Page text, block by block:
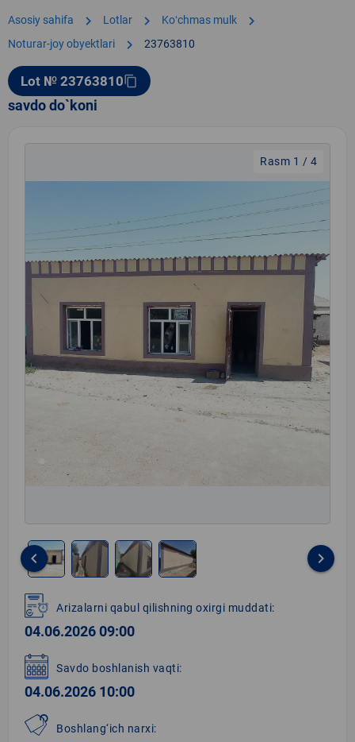
Asosiy sahifa chevron_right Lotlar chevron_right Koʻchmas mulk chevron_right
Noturar-joy obyektlari chevron_right 23763810
Lot № 23763810content_copy
savdo do`koni
Rasm 1 / 4
1
of
4
keyboard_arrow_left keyboard_arrow_right
Arizalarni qabul qilishning oxirgi muddati:
04.06.2026 09:00
Savdo boshlanish vaqti:
04.06.2026 10:00
Boshlang‘ich narxi: